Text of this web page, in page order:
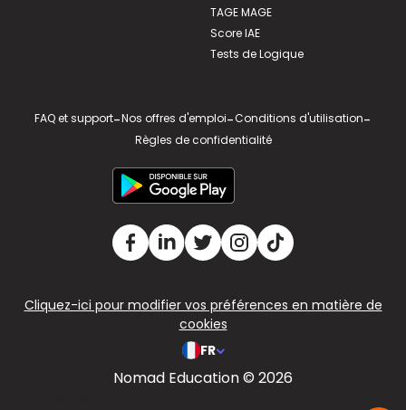
TAGE MAGE
Score IAE
Tests de Logique
FAQ et support-Nos offres d'emploi-Conditions d'utilisation-
Règles de confidentialité
Cliquez-ici pour modifier vos préférences en matière de
cookies
FR
Nomad Education © 2026